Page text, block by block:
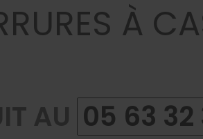
À
AU 05 63 32